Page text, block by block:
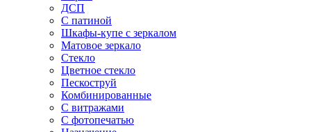
ДСП
С патиной
Шкафы-купе с зеркалом
Матовое зеркало
Стекло
Цветное стекло
Пескоструй
Комбинированные
С витражами
С фотопечатью